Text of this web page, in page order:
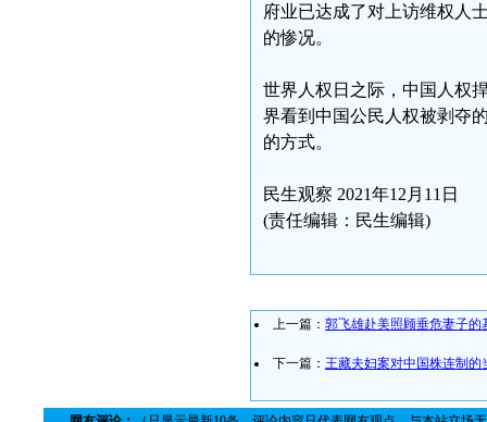
府业已达成了对上访维权人
的惨况。
世界人权日之际，中国人权
界看到中国公民人权被剥夺
的方式。
民生观察 2021年12月11日
(责任编辑：民生编辑)
上一篇： 郭飞雄赴美照顾垂危妻子的
下一篇： 王藏夫妇案对中国株连制的